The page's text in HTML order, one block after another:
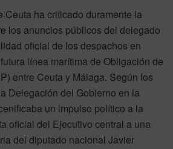
Ceuta ha criticado duramente la
los anuncios públicos del delegado
oficial de los despachos en
línea marítima de Obligación de
entre Ceuta y Málaga. Según los
Delegación del Gobierno en la
un impulso político a la
oficial del Ejecutivo central a una
del diputado nacional Javier